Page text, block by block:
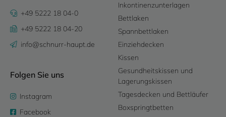
+49 5222 18 04-0
+49 5222 18 04-20
info@schnurr-haupt.de
Folgen Sie uns
Instagram
Facebook
Inkontinenzunterlagen
Bettlaken
Spannbettlaken
Einziehdecken
Kissen
Gesundheitskissen und
Lagerungskissen
Tagesdecken und Bettläufer
Boxspringtbetten